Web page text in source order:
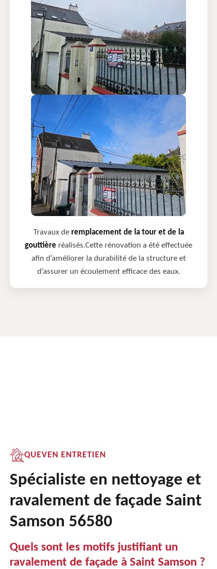
Travaux de remplacement de la tour et de la
gouttière réalisés.Cette rénovation a été effectuée
afin d’améliorer la durabilité de la structure et
d’assurer un écoulement efficace des eaux.
QUEVEN ENTRETIEN
Spécialiste en nettoyage et
ravalement de façade Saint
Samson 56580
Quels sont les motifs justifiant un
ravalement de façade à Saint Samson ?